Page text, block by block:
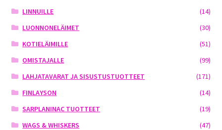
LINNUILLE
(14)
LUONNONELÄIMET
(30)
KOTIELÄIMILLE
(51)
OMISTAJALLE
(99)
LAHJATAVARAT JA SISUSTUSTUOTTEET
(171)
FINLAYSON
(14)
SARPLANINAC TUOTTEET
(19)
WAGS & WHISKERS
(47)